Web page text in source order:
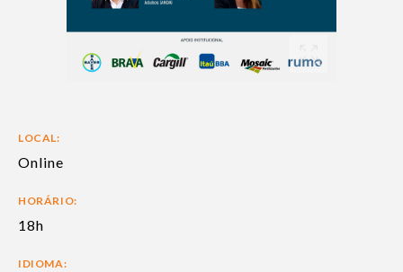
LOCAL:
Online
HORÁRIO:
18h
IDIOMA: